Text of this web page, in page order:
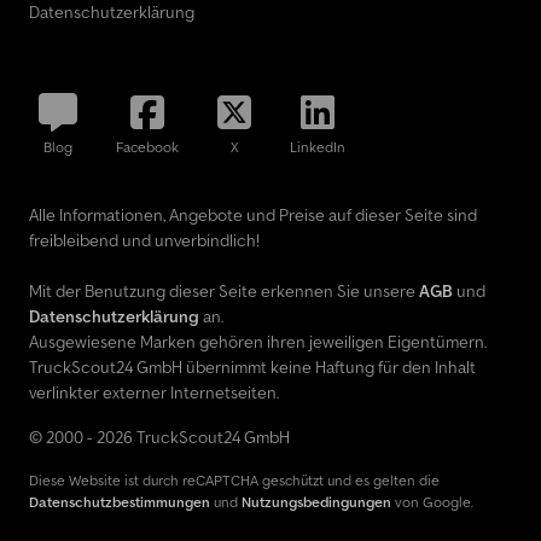
Reifendimension HA: 315/70R22,5 * Kraftstofftank: 650 ltr. *
Gesamtlänge: 5990 mm * Radstand: 3800 mm * SP fällig: 02.2027 --
--Fahrzeugnummer/Vehicle: 12191----?Irrtümer und
Zwischenverkauf vorbehalten----Werbung und diverse
mit Rat und Tat zur Seite.Teilen Sie uns einfach Ihre Wünsche und
Anregungen mit und wir kümmern uns darum.Unter anderem
Dienstleistungen anbieten:----Inzahlungnahme Ihres alten
FahrzeugsTÜV/SP AbnahmeKomplette
ExportabwicklungVermittlung von FinanzierungenBeantragung
von ExportkennzeichenÜberführung von FahrzeugenZulassung
von FahrzeugenBergungen und Fahr
Datenschutzerklärung
Blog Facebook X LinkedIn
Alle Informationen, Angebote und Preise auf dieser Seite sind
freibleibend und unverbindlich!
Mit der Benutzung dieser Seite erkennen Sie unsere AGB und
Datenschutzerklärung an.
Ausgewiesene Marken gehören ihren jeweiligen Eigentümern.
TruckScout24 GmbH übernimmt keine Haftung für den Inhalt
verlinkter externer Internetseiten.
© 2000 - 2026 TruckScout24 GmbH
Diese Website ist durch reCAPTCHA geschützt und es gelten die
Datenschutzbestimmungen und Nutzungsbedingungen von Google.